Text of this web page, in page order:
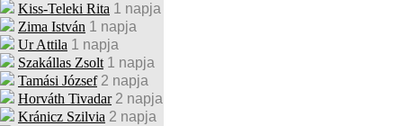
Kiss-Teleki Rita 1 napja
Zima István 1 napja
Ur Attila 1 napja
Szakállas Zsolt 1 napja
Tamási József 2 napja
Horváth Tivadar 2 napja
Kránicz Szilvia 2 napja